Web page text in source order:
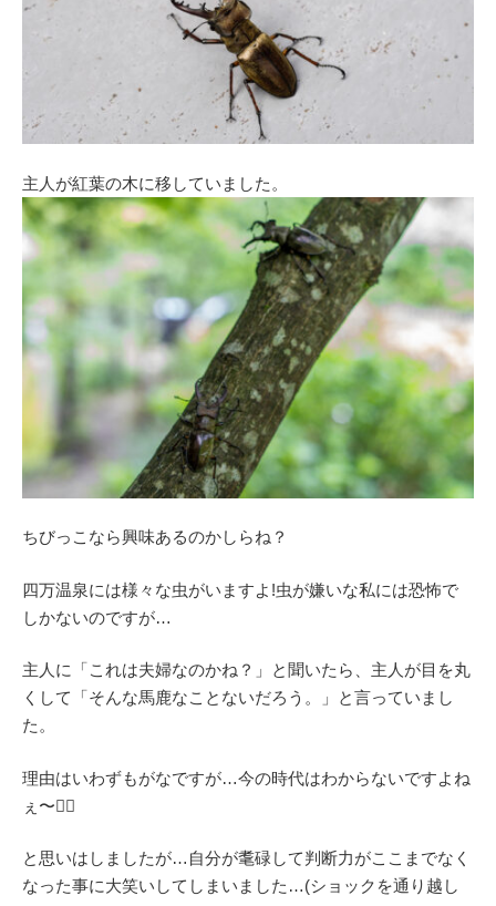
主人が紅葉の木に移していました。
ちびっこなら興味あるのかしらね？
四万温泉には様々な虫がいますよ!虫が嫌いな私には恐怖で
しかないのですが…
主人に「これは夫婦なのかね？」と聞いたら、主人が目を丸
くして「そんな馬鹿なことないだろう。」と言っていまし
た。
理由はいわずもがなですが…今の時代はわからないですよね
ぇ〜😵‍💫
と思いはしましたが…自分が耄碌して判断力がここまでなく
なった事に大笑いしてしまいました…(ショックを通り越し